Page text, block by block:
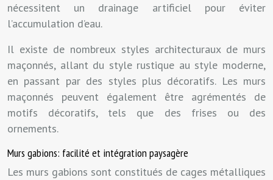
nécessitent un drainage artificiel pour éviter
l’accumulation d’eau.
Il existe de nombreux styles architecturaux de murs
maçonnés, allant du style rustique au style moderne,
en passant par des styles plus décoratifs. Les murs
maçonnés peuvent également être agrémentés de
motifs décoratifs, tels que des frises ou des
ornements.
Murs gabions: facilité et intégration paysagère
Les murs gabions sont constitués de cages métalliques